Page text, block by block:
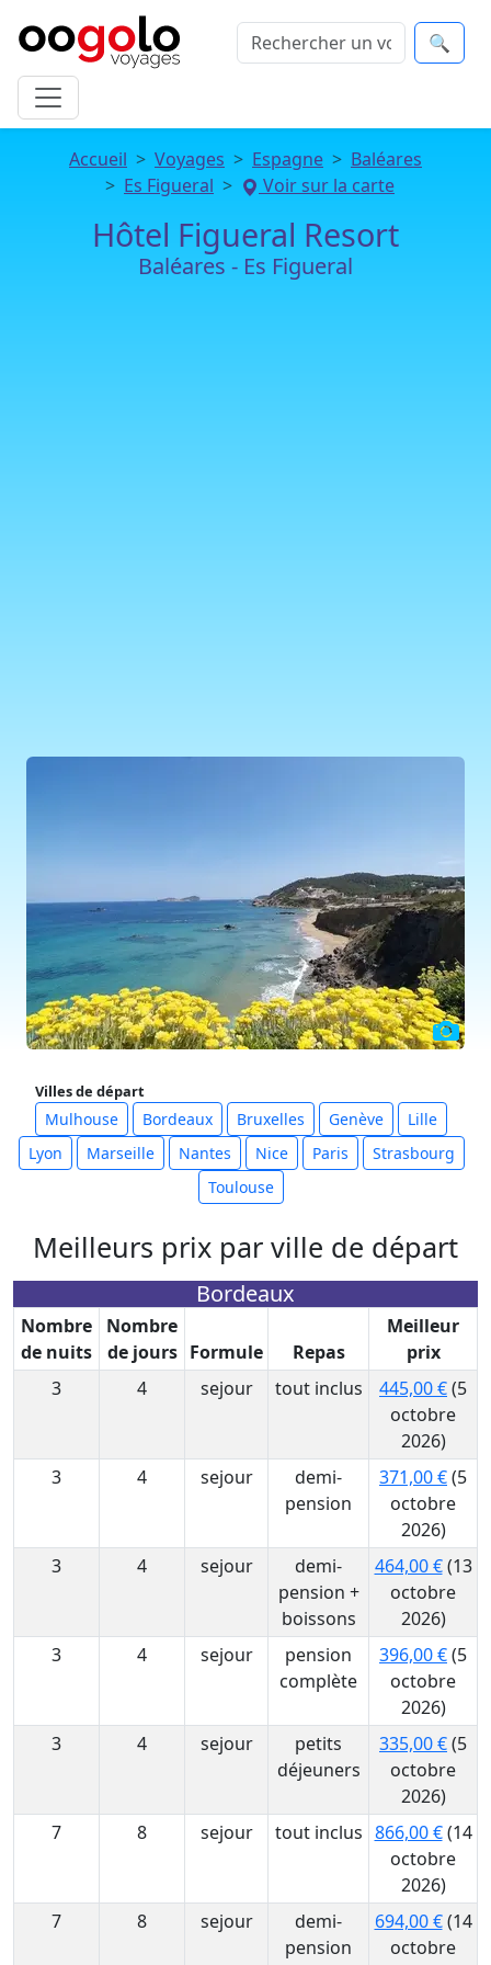
🔍
Accueil Voyages Espagne
Baléares
Es Figueral
Voir sur la carte
Hôtel Figueral Resort
Baléares - Es Figueral
Villes de départ
Mulhouse Bordeaux Bruxelles Genève
Lille
Lyon
Marseille Nantes Nice Paris
Strasbourg
Toulouse
Meilleurs prix par ville de départ
Bordeaux
Nombre
de nuits
Nombre
de jours Formule Repas
Meilleur
prix
3
4 sejour tout inclus 445,00 €(5
octobre
2026)
3
4 sejour
demi-
pension
371,00 €(5
octobre
2026)
3
4 sejour
demi-
pension +
boissons
464,00 €(13
octobre
2026)
3
4 sejour
pension
complète
396,00 €(5
octobre
2026)
3
4 sejour
petits
déjeuners
335,00 €(5
octobre
2026)
7
8 sejour tout inclus 866,00 €(14
octobre
2026)
7
8 sejour
demi-
pension
694,00 €(14
octobre